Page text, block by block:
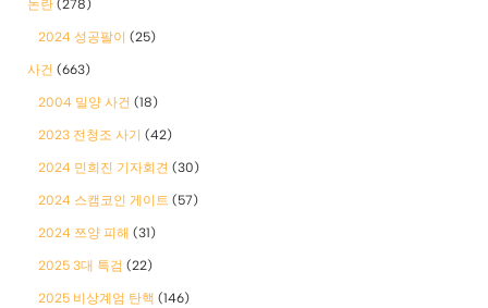
논란 (278)
2024 성공팔이 (25)
사건 (663)
2004 밀양 사건 (18)
2023 전청조 사기 (42)
2024 민희진 기자회견 (30)
2024 스캠코인 게이트 (57)
2024 쯔양 피해 (31)
2025 3대 특검 (22)
2025 비상계엄 탄핵 (146)